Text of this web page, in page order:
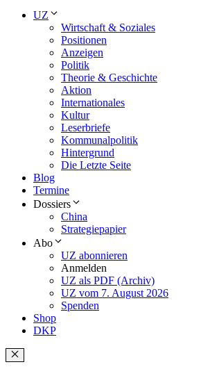
UZ
Wirtschaft & Soziales
Positionen
Anzeigen
Politik
Theorie & Geschichte
Aktion
Internationales
Kultur
Leserbriefe
Kommunalpolitik
Hintergrund
Die Letzte Seite
Blog
Termine
Dossiers
China
Strategiepapier
Abo
UZ abonnieren
Anmelden
UZ als PDF (Archiv)
UZ vom 7. August 2026
Spenden
Shop
DKP
Schließen